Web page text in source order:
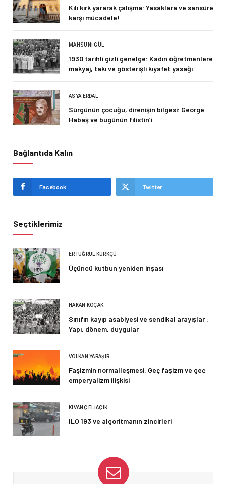
Kılı kırk yararak çalışma: Yasaklara ve sansüre
karşı mücadele!
MAHSUNI GÜL
1930 tarihli gizli genelge: Kadın öğretmenlere
makyaj, takı ve gösterişli kıyafet yasağı
ASYA ERDAL
Sürgünün çocuğu, direnişin bilgesi: George
Habaş ve bugünün filistin’i
Bağlantıda Kalın
Facebook Twitter
Seçtiklerimiz
ERTUĞRUL KÜRKÇÜ
Üçüncü kutbun yeniden inşası
HAKAN KOÇAK
Sınıfın kayıp asabiyesi ve sendikal arayışlar :
Yapı, dönem, duygular
VOLKAN YARAŞIR
Faşizmin normalleşmesi: Geç faşizm ve geç
emperyalizm ilişkisi
KIVANÇ ELIAÇIK
ILO 193 ve algoritmanın zincirleri